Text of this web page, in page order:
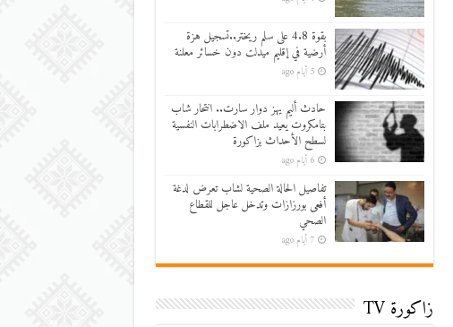
بقوة 4.8 على سلم ريختر..تسجيل هزة
أرضية في إقليم ميدلت دون خسائر معلنة
5 أيام ago
حادث أليم يهز دوار سارت.. انتحار شاب
بتامكروت يعيد ملف الاضطرابات النفسية
لسطح الأحداث بزاكورة
6 أيام ago
تفاصيل الحالة الصحية لشاب تعرض لدغة
أفعى بورزازات وتدخل عاجل للقطاع
الصحي
7 أيام ago
زاكورة TV